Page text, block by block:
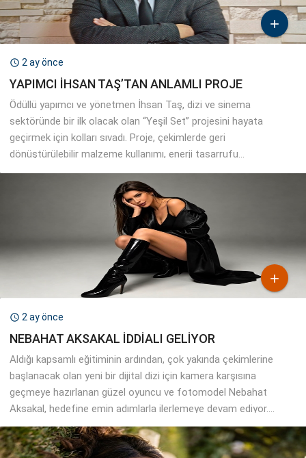
 2 ay önce
NEBAHAT AKSAKAL İDDİALI GELİYOR
Aldığı kapsamlı eğitiminin ardından, çok yakında çekimlerine
geçmeye hazırlanan güzel oyuncu ve fotomodel Nebahat
Aksakal, hedefine emin adımlarla ilerlemeye devam ediyor....
 2 ay önce
GÜLŞAH HATUN… “YENİ BİR YILDIZ DOĞUYOR”
Güzelliği, zarafeti ve sahne enerjisiyle dikkatleri üzerine çeken
başarılı oyuncu Gülşah Hatun, çok yakında çekimlerine
başlanacak iddialı bir dijital diziyle izleyici karşısına çıkmaya